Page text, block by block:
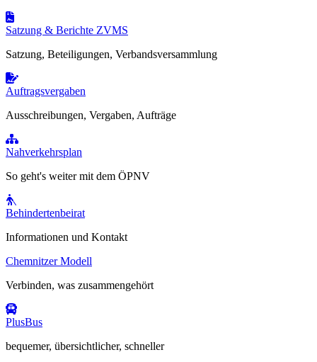
Satzung & Berichte ZVMS
Satzung, Beteiligungen, Verbandsversammlung
Auftragsvergaben
Ausschreibungen, Vergaben, Aufträge
Nahverkehrsplan
So geht's weiter mit dem ÖPNV
Behindertenbeirat
Informationen und Kontakt
Chemnitzer Modell
Verbinden, was zusammengehört
PlusBus
bequemer, übersichtlicher, schneller